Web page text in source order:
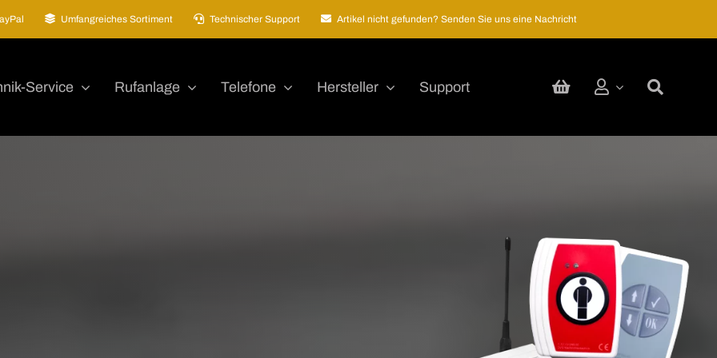
Umfangreiches Sortiment Technischer Support Artikel nicht gefunden? Senden Sie uns eine Nachricht
Service Rufanlage Telefone Hersteller Support